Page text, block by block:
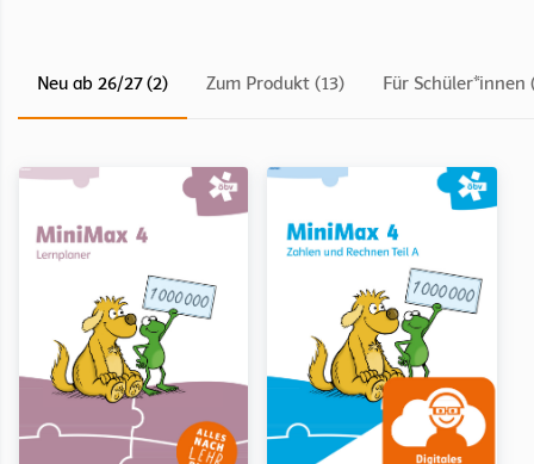
Neu ab 26/27 (2) Zum Produkt (13) Für Schüler*innen